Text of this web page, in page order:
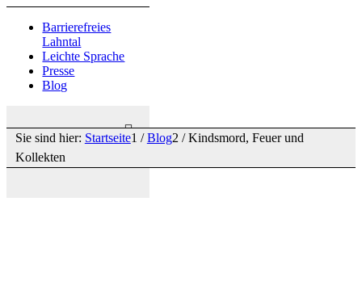
Barrierefreies
Lahntal
Leichte Sprache
Presse
Blog
Sie sind hier: Startseite1 / Blog2 / Kindsmord, Feuer und
Kollekten